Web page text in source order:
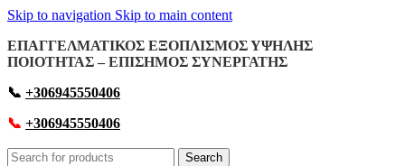
Skip to navigation Skip to main content
ΕΠΑΓΓΕΛΜΑΤΙΚΟΣ ΕΞΟΠΛΙΣΜΟΣ ΥΨΗΛΗΣ
ΠΟΙΟΤΗΤΑΣ – ΕΠΙΣΗΜΟΣ ΣΥΝΕΡΓΑΤΗΣ
📞 +306945550406
📞 +306945550406
Search